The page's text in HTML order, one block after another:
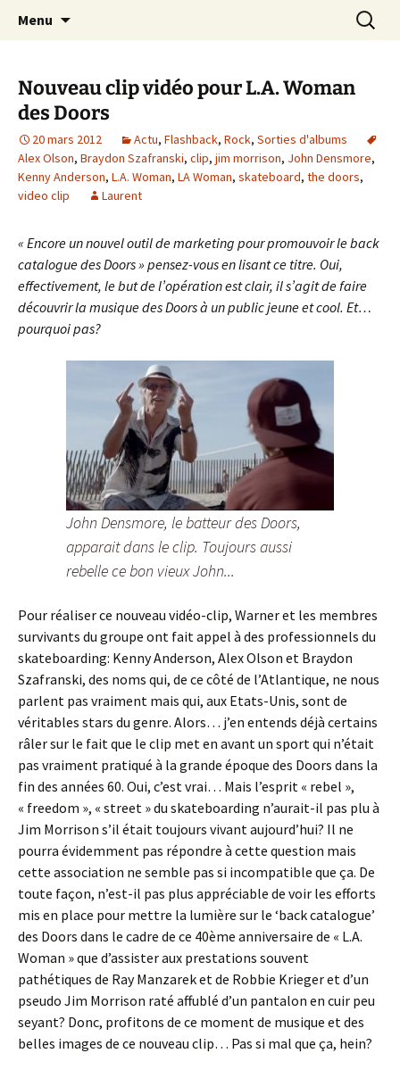
Laurent Rieppi
Journaliste musical · Historien du rock ·
Conférencier
Menu
Nouveau clip vidéo pour L.A. Woman
des Doors
20 mars 2012 Actu, Flashback, Rock, Sorties d'albums
Alex Olson, Braydon Szafranski, clip, jim morrison, John Densmore,
Kenny Anderson, L.A. Woman, LA Woman, skateboard, the doors,
video clip
Laurent
« Encore un nouvel outil de marketing pour promouvoir le back
catalogue des Doors » pensez-vous en lisant ce titre. Oui,
effectivement, le but de l’opération est clair, il s’agit de faire
découvrir la musique des Doors à un public jeune et cool. Et…
pourquoi pas?
John Densmore, le batteur des Doors,
apparait dans le clip. Toujours aussi
rebelle ce bon vieux John...
Pour réaliser ce nouveau vidéo-clip, Warner et les membres
survivants du groupe ont fait appel à des professionnels du
skateboarding: Kenny Anderson, Alex Olson et Braydon
Szafranski, des noms qui, de ce côté de l’Atlantique, ne nous
parlent pas vraiment mais qui, aux Etats-Unis, sont de
véritables stars du genre. Alors… j’en entends déjà certains
râler sur le fait que le clip met en avant un sport qui n’était
pas vraiment pratiqué à la grande époque des Doors dans la
fin des années 60. Oui, c’est vrai… Mais l’esprit « rebel »,
« freedom », « street » du skateboarding n’aurait-il pas plu à
Jim Morrison s’il était toujours vivant aujourd’hui? Il ne
pourra évidemment pas répondre à cette question mais
cette association ne semble pas si incompatible que ça. De
toute façon, n’est-il pas plus appréciable de voir les efforts
mis en place pour mettre la lumière sur le ‘back catalogue’
des Doors dans le cadre de ce 40ème anniversaire de « L.A.
Woman » que d’assister aux prestations souvent
pathétiques de Ray Manzarek et de Robbie Krieger et d’un
pseudo Jim Morrison raté affublé d’un pantalon en cuir peu
seyant? Donc, profitons de ce moment de musique et des
belles images de ce nouveau clip… Pas si mal que ça, hein?